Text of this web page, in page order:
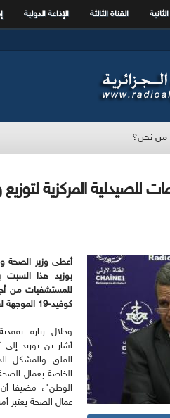
القناة الثالثة الإذاعة الدولية
من نحن؟
للصيدلية المركزية
أعطى وزير الصحة
بوزيد هذا السبت
للمستشفيات من
كوفيد-19 الموجهة لعمال الصحة "في أقرب الآجال".
وخلال زيارة
أشار بن بوزيد
القلق والمشكل
الخاصة بعمال
الوطن"، مضيفا
عمال الصحة يعتبر